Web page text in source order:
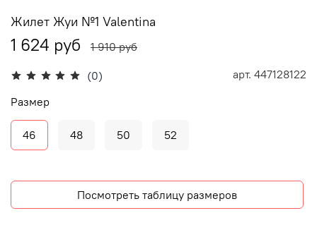
(0) арт. 447128122
Жилет Жуи №1 Valentina
1 624 руб 1 910 руб
Размер
46 48 50 52
Посмотреть таблицу размеров